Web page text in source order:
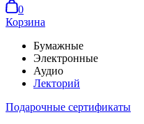
0
Корзина
Бумажные
Электронные
Аудио
Лекторий
Подарочные сертификаты